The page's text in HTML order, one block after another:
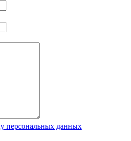
персональных данных